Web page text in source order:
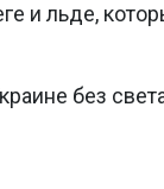
и льде,
без